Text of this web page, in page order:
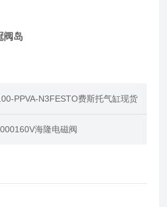
阀岛
PPVA-N3FESTO费斯托气缸现货
海隆电磁阀